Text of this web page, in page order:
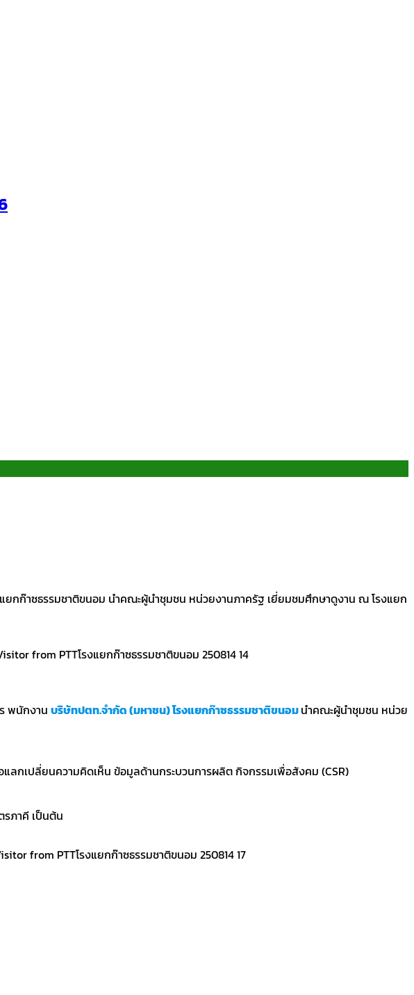
กก๊าซธรรมชาติขนอม นำคณะผู้นำชุมชน หน่วยงานภาครัฐ เยี่ยมชมศึกษาดูงาน ณ โรงแยก
พนักงาน บริษัทปตท.จำกัด (มหาชน) โรงแยกก๊าซธรรมชาติขนอมนำคณะผู้นำชุมชน หน่วย
ลกเปลี่ยนความคิดเห็น ข้อมูลด้านกระบวนการผลิต กิจกรรมเพื่อสังคม (CSR)
ภาคี เป็นต้น